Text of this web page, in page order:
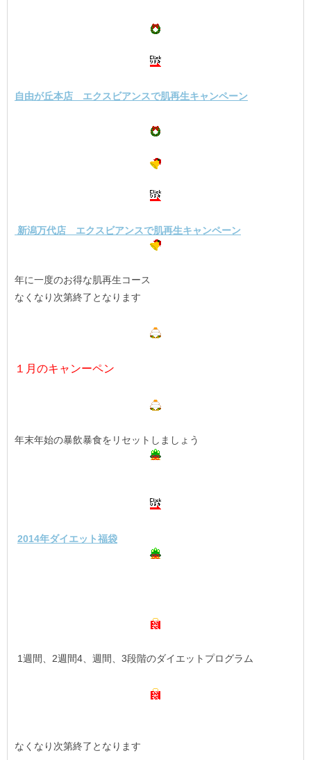
自由が丘本店 エクスビアンスで肌再生キャンペーン
新潟万代店 エクスビアンスで肌再生キャンペーン
年に一度のお得な肌再生コース
なくなり次第終了となります
１月のキャンーペン
年末年始の暴飲暴食をリセットしましょう
2014年ダイエット福袋
1週間、2週間4、週間、3段階のダイエットプログラム
なくなり次第終了となります